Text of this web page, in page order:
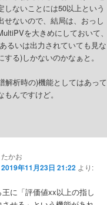
しないことには50以上という
せないので、結局は、おっし
を大きめにしておいて、
るいは出力されていても見な
する)しかないのかなぁと。
解析時の)機能としてはあって
もんですけど。
たかお
2019年11月23日 21:22 より:
に「評価値xx以上の指し